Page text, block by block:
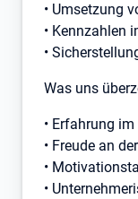
• Umsetzung
• Kennzahlen
•
Was uns
• Erfahrung
• Freude an
•
•